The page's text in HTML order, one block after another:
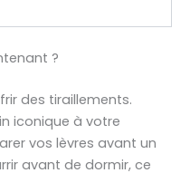
?
des tiraillements.
iconique à votre
vos lèvres avant un
avant de dormir, ce